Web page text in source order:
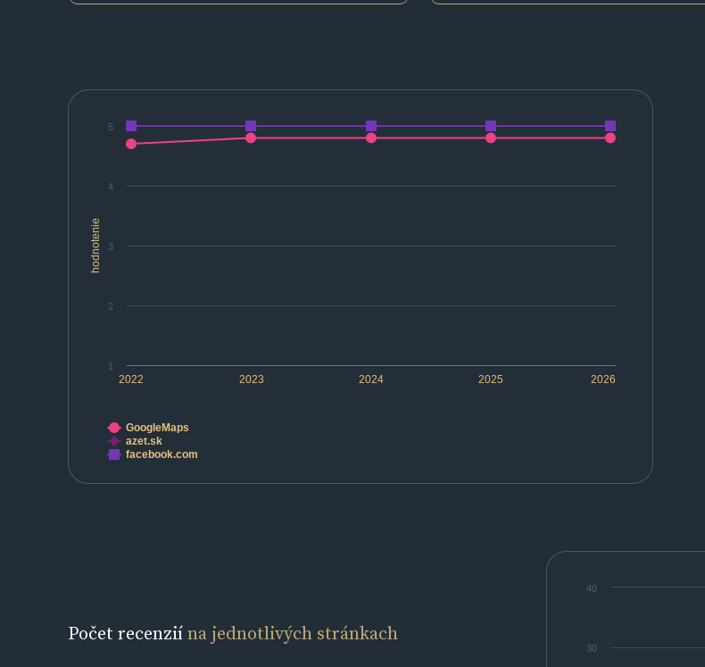
hodnotenie
2022 2023 2024 2025 2026
1
2
3
4
5
GoogleMaps
azet.sk
facebook.com
30
40
Počet recenziína jednotlivých stránkach